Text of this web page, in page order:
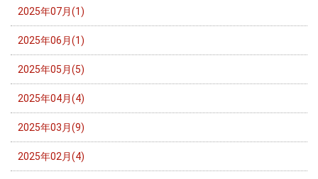
2025年07月(1)
2025年06月(1)
2025年05月(5)
2025年04月(4)
2025年03月(9)
2025年02月(4)